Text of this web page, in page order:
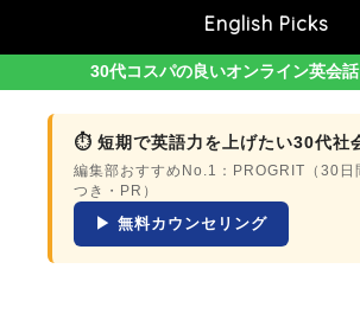
English Picks
30代コスパの良いオンライン英会
⏱ 短期で英語力を上げたい30代社
編集部おすすめNo.1：PROGRIT（30日
つき・PR）
▶ 無料カウンセリング